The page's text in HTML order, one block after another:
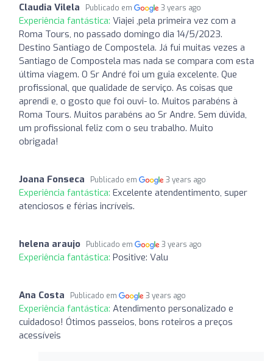
Claudia Vilela Publicado em 3 years ago
Experiência fantástica: Viajei ,pela primeira vez com a
Roma Tours, no passado domingo dia 14/5/2023.
Destino Santiago de Compostela. Já fui muitas vezes a
Santiago de Compostela mas nada se compara com esta
última viagem. O Sr André foi um guia excelente. Que
profissional, que qualidade de serviço. As coisas que
aprendi e, o gosto que foi ouvi- lo. Muitos parabéns à
Roma Tours. Muitos parabéns ao Sr Andre. Sem dúvida,
um profissional feliz com o seu trabalho. Muito
obrigada!
Joana Fonseca Publicado em 3 years ago
Experiência fantástica: Excelente atendentimento, super
atenciosos e férias incríveis.
helena araujo Publicado em 3 years ago
Experiência fantástica: Positive: Valu
Ana Costa Publicado em 3 years ago
Experiência fantástica: Atendimento personalizado e
cuidadoso! Ótimos passeios, bons roteiros a preços
acessíveis